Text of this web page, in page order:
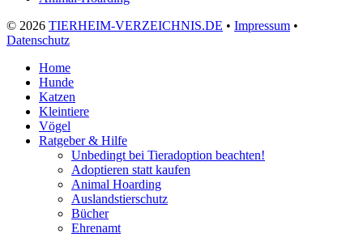
© 2026 TIERHEIM-VERZEICHNIS.DE • Impressum •
Datenschutz
Home
Hunde
Katzen
Kleintiere
Vögel
Ratgeber & Hilfe
Unbedingt bei Tieradoption beachten!
Adoptieren statt kaufen
Animal Hoarding
Auslandstierschutz
Bücher
Ehrenamt